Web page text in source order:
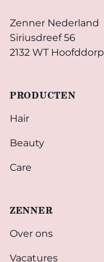
Zenner Nederland
Siriusdreef 56
2132 WT Hoofddorp
PRODUCTEN
Hair
Beauty
Care
ZENNER
Over ons
Vacatures